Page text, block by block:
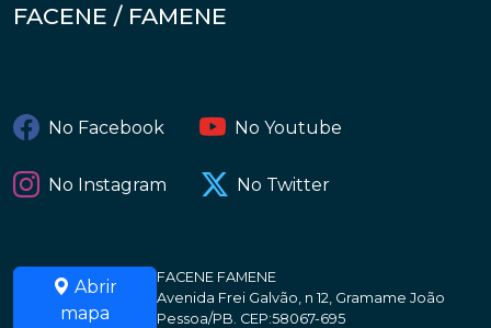
FACENE / FAMENE
No Facebook No Youtube
No Instagram No Twitter
Abrir
mapa
FACENE FAMENE
Avenida Frei Galvão, n 12, Gramame João
Pessoa/PB. CEP:58067-695